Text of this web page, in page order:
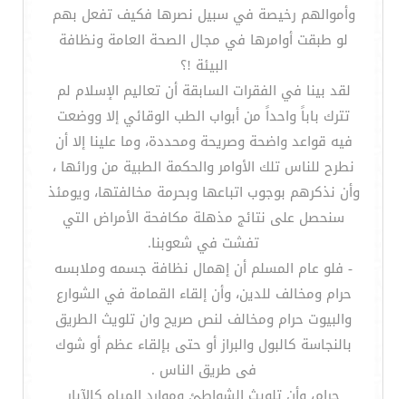
وأموالهم رخيصة في سبيل نصرها فكيف تفعل بهم
لو طبقت أوامرها في مجال الصحة العامة ونظافة
البيئة !؟
لقد بينا في الفقرات السابقة أن تعاليم الإسلام لم
تترك باباً واحداً من أبواب الطب الوقائي إلا ووضعت
فيه قواعد واضحة وصريحة ومحددة، وما علينا إلا أن
نطرح للناس تلك الأوامر والحكمة الطبية من ورائها ،
وأن نذكرهم بوجوب اتباعها وبحرمة مخالفتها، ويومئذ
سنحصل على نتائج مذهلة مكافحة الأمراض التي
تفشت في شعوبنا.
- فلو عام المسلم أن إهمال نظافة جسمه وملابسه
حرام ومخالف للدين، وأن إلقاء القمامة في الشوارع
والبيوت حرام ومخالف لنص صريح وان تلويث الطريق
بالنجاسة كالبول والبراز أو حتى بإلقاء عظم أو شوك
فى طريق الناس .